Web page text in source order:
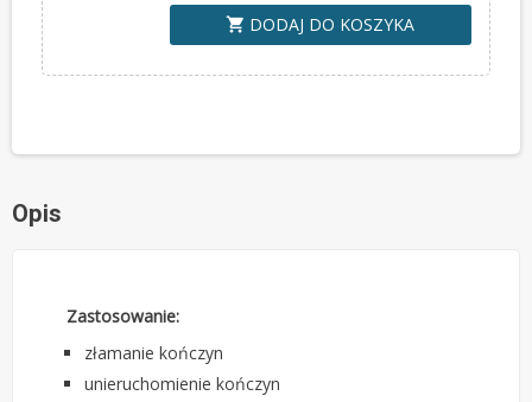
shopping_cart DODAJ DO KOSZYKA
Opis
Zastosowanie:
złamanie kończyn
unieruchomienie kończyn